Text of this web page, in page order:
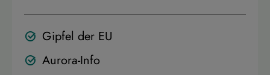
Gipfel der EU
Aurora-Info